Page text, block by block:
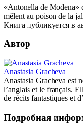
«Antonella de Modena»
mêlent au poison de la
Книга публикуется в
Автор
Anastasia Gracheva
Anastasia Gracheva est
l’anglais et le français.
de récits fantastiques et
Подробная